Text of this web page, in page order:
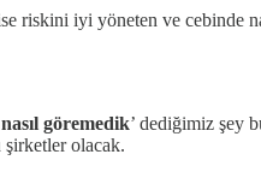
riskini iyi yöneten ve cebinde
göremedik’ dediğimiz şey
olacak.